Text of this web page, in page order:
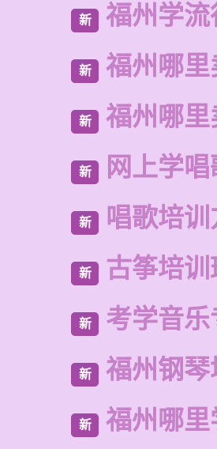
新 福州学
新 福州哪
新 福州哪
新 网上学
新 唱歌培
新 古筝培
新 考学音
新 福州钢
新 福州哪